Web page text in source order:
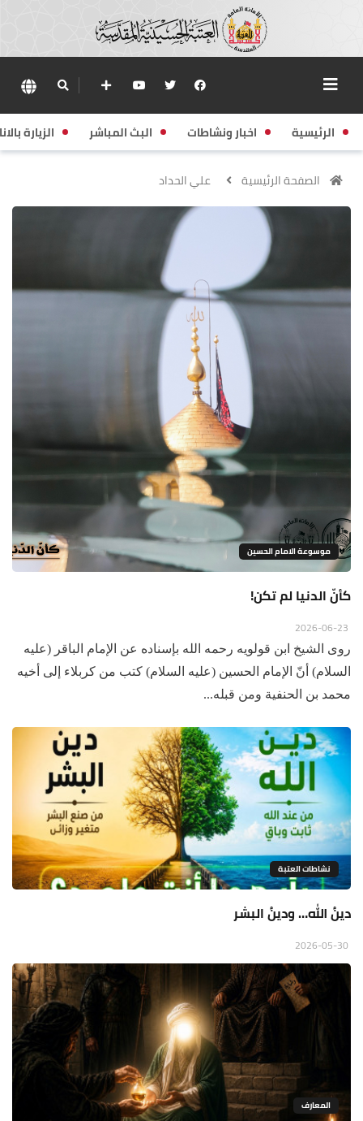
الرئيسية اخبار ونشاطات البث المباشر الزيارة
الصفحة الرئيسية علي الحداد
موسوعة الامام الحسين
كأنّ الدنيا لم تكن!
روى الشيخ ابن قولويه رحمه الله بإسناده عن الإمام الباقر (عليه
السلام) أنّ الإمام الحسين (عليه السلام) كتب من كربلاء إلى أخيه
محمد بن الحنفية ومن قبله...
نشاطات العتبة
دينُ الله… ودينُ البشر
المعارف